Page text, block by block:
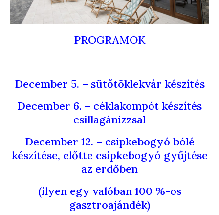
PROGRAMOK
December 5. – sütőtöklekvár készítés
December 6. – céklakompót készítés
csillagánizzsal
December 12. – csipkebogyó bólé
készítése, előtte csipkebogyó gyűjtése
az erdőben
(ilyen egy valóban 100 %-os
gasztroajándék)